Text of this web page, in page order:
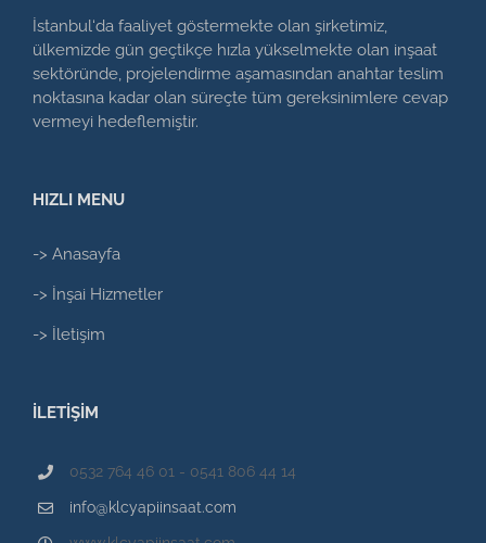
İstanbul‘da faaliyet göstermekte olan şirketimiz,
ülkemizde gün geçtikçe hızla yükselmekte olan inşaat
sektöründe, projelendirme aşamasından anahtar teslim
noktasına kadar olan süreçte tüm gereksinimlere cevap
vermeyi hedeflemiştir.
HIZLI MENU
-> Anasayfa
-> İnşai Hizmetler
-> İletişim
İLETİŞİM
0532 764 46 01 - 0541 806 44 14
info@klcyapiinsaat.com